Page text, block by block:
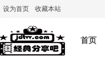
设为首页 收藏本站
首页